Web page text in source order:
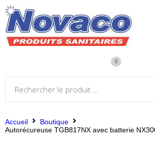
0
Accueil
Boutique
Autorécureuse TGB817NX avec batterie